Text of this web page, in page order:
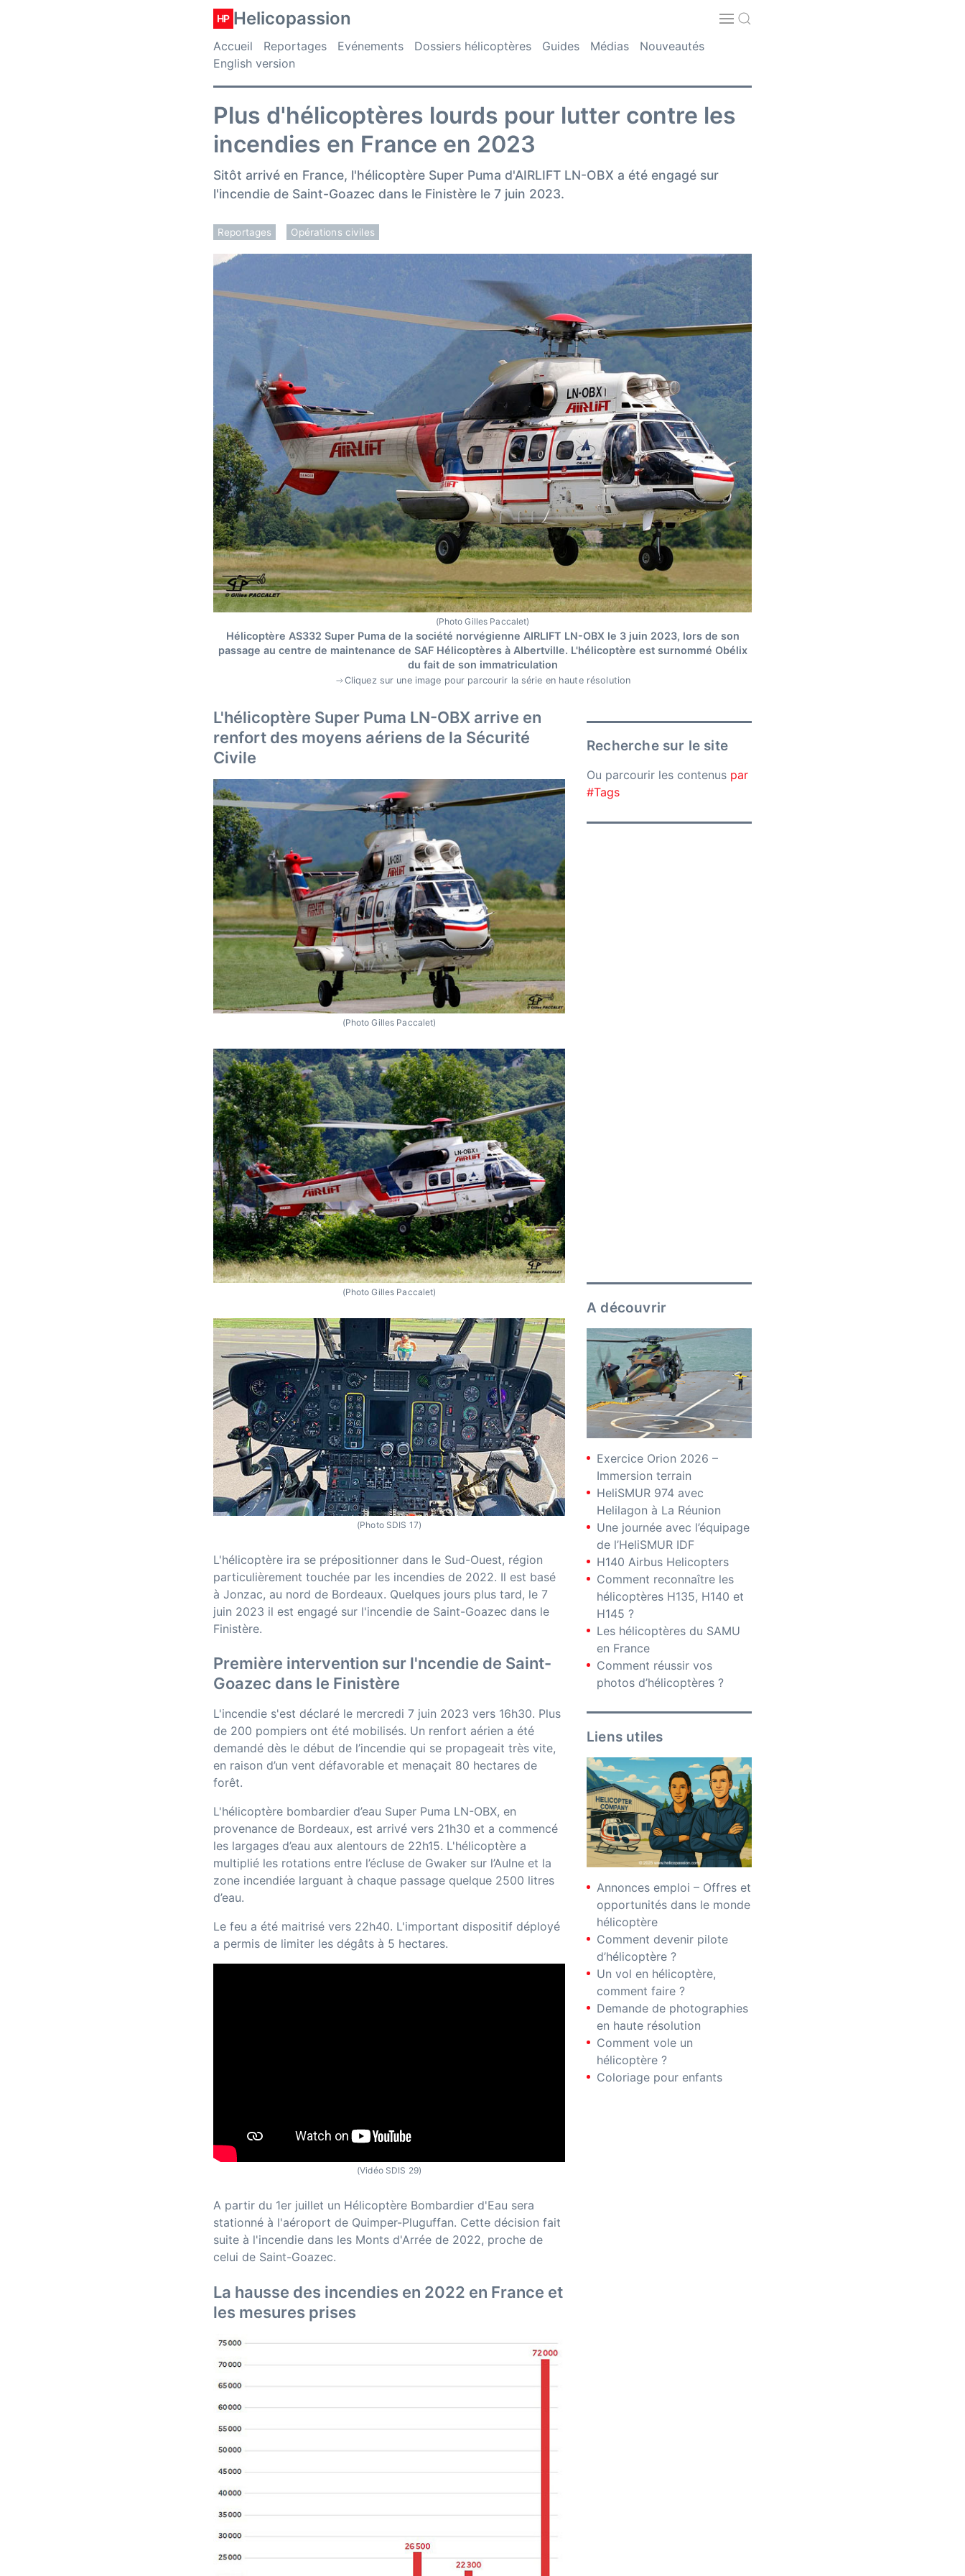
HP Helicopassion
Accueil Reportages Evénements Dossiers hélicoptères Guides Médias
Nouveautés
English version
Plus d'hélicoptères lourds pour lutter contre les
incendies en France en 2023
Sitôt arrivé en France, l'hélicoptère Super Puma d'AIRLIFT LN-OBX a été engagé sur
l'incendie de Saint-Goazec dans le Finistère le 7 juin 2023.
Reportages Opérations civiles
(Photo Gilles Paccalet)
Hélicoptère AS332 Super Puma de la société norvégienne AIRLIFT LN-OBX le 3 juin 2023, lors de son
passage au centre de maintenance de SAF Hélicoptères à Albertville. L'hélicoptère est surnommé Obélix
du fait de son immatriculation
Cliquez sur une image pour parcourir la série en haute résolution
L'hélicoptère Super Puma LN-OBX arrive en
renfort des moyens aériens de la Sécurité
Civile
(Photo Gilles Paccalet)
(Photo Gilles Paccalet)
(Photo SDIS 17)
L'hélicoptère ira se prépositionner dans le Sud-Ouest, région
particulièrement touchée par les incendies de 2022. Il est basé
à Jonzac, au nord de Bordeaux. Quelques jours plus tard, le 7
juin 2023 il est engagé sur l'incendie de Saint-Goazec dans le
Finistère.
Première intervention sur l'ncendie de Saint-
Goazec dans le Finistère
L'incendie s'est déclaré le mercredi 7 juin 2023 vers 16h30. Plus
de 200 pompiers ont été mobilisés. Un renfort aérien a été
demandé dès le début de l’incendie qui se propageait très vite,
en raison d’un vent défavorable et menaçait 80 hectares de
forêt.
L'hélicoptère bombardier d’eau Super Puma LN-OBX, en
provenance de Bordeaux, est arrivé vers 21h30 et a commencé
les largages d’eau aux alentours de 22h15. L'hélicoptère a
multiplié les rotations entre l’écluse de Gwaker sur l’Aulne et la
zone incendiée larguant à chaque passage quelque 2500 litres
d’eau.
Le feu a été maitrisé vers 22h40. L'important dispositif déployé
a permis de limiter les dégâts à 5 hectares.
(Vidéo SDIS 29)
A partir du 1er juillet un Hélicoptère Bombardier d'Eau sera
stationné à l'aéroport de Quimper-Pluguffan. Cette décision fait
suite à l'incendie dans les Monts d'Arrée de 2022, proche de
celui de Saint-Goazec.
La hausse des incendies en 2022 en France et
les mesures prises
Recherche sur le site
Ou parcourir les contenus par
#Tags
A découvrir
Exercice Orion 2026 –
Immersion terrain
HeliSMUR 974 avec
Helilagon à La Réunion
Une journée avec l’équipage
de l’HeliSMUR IDF
H140 Airbus Helicopters
Comment reconnaître les
hélicoptères H135, H140 et
H145 ?
Les hélicoptères du SAMU
en France
Comment réussir vos
photos d’hélicoptères ?
Liens utiles
Annonces emploi – Offres et
opportunités dans le monde
hélicoptère
Comment devenir pilote
d’hélicoptère ?
Un vol en hélicoptère,
comment faire ?
Demande de photographies
en haute résolution
Comment vole un
hélicoptère ?
Coloriage pour enfants